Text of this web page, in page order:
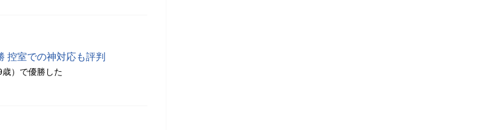
控室での神対応も評判
）で優勝した